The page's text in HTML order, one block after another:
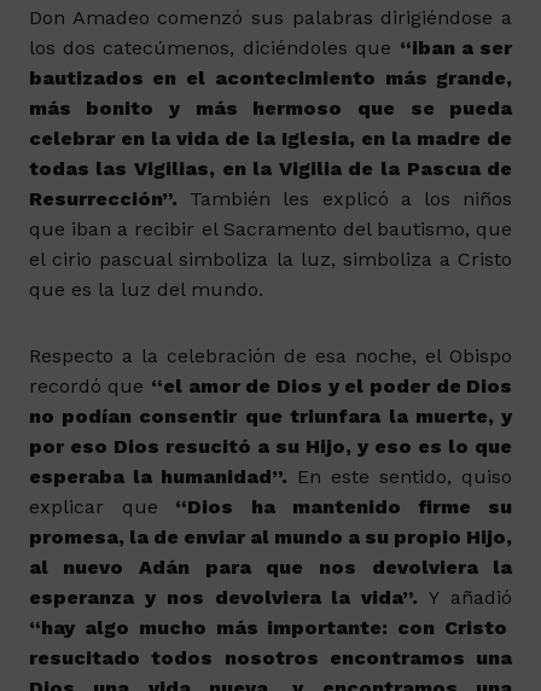
Don Amadeo comenzó sus palabras dirigiéndose a
los dos catecúmenos, diciéndoles que “iban a ser
bautizados en el acontecimiento más grande,
más bonito y más hermoso que se pueda
celebrar en la vida de la Iglesia, en la madre de
todas las Vigilias, en la Vigilia de la Pascua de
Resurrección”. También les explicó a los niños
que iban a recibir el Sacramento del bautismo, que
el cirio pascual simboliza la luz, simboliza a Cristo
que es la luz del mundo.
Respecto a la celebración de esa noche, el Obispo
recordó que “el amor de Dios y el poder de Dios
no podían consentir que triunfara la muerte, y
por eso Dios resucitó a su Hijo, y eso es lo que
esperaba la humanidad”. En este sentido, quiso
explicar que “Dios ha mantenido firme su
promesa, la de enviar al mundo a su propio Hijo,
al nuevo Adán para que nos devolviera la
esperanza y nos devolviera la vida”.Y añadió
“hay algo mucho más importante: con Cristo
resucitado todos nosotros encontramos una